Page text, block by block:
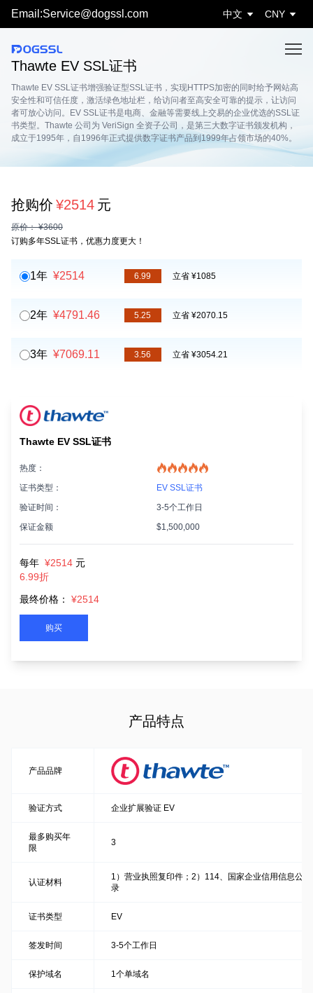
Email:Service@dogssl.com 中文 CNY
Thawte EV SSL证书
Thawte EV SSL证书增强验证型SSL证书，实现HTTPS加密的同时给予网站高
安全性和可信任度，激活绿色地址栏，给访问者至高安全可靠的提示，让访问
者可放心访问。EV SSL证书是电商、金融等需要线上交易的企业优选的SSL证
书类型。Thawte 公司为 VeriSign 全资子公司，是第三大数字证书颁发机构，
成立于1995年，自1996年正式提供数字证书产品到1999年占领市场的40%。
抢购价 ¥2514 元
原价： ¥3600
订购多年SSL证书，优惠力度更大！
1年 ¥2514 6.99 立省 ¥1085
2年 ¥4791.46 5.25 立省 ¥2070.15
3年 ¥7069.11 3.56 立省 ¥3054.21
Thawte EV SSL证书
热度：
证书类型：
EV SSL证书
验证时间：
3-5个工作日
保证金额
$1,500,000
每年 ¥2514 元
6.99折
最终价格：
¥2514
购买
产品特点
产品品牌
验证方式 企业扩展验证 EV
最多购买年
限
3
认证材料
1）营业执照复印件；2）114、国家企业信用信息公
录
证书类型 EV
签发时间 3-5个工作日
保护域名 1个单域名